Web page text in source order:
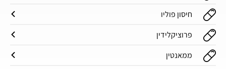
חיסון פוליו
פרוציקלידין
ממאנטין